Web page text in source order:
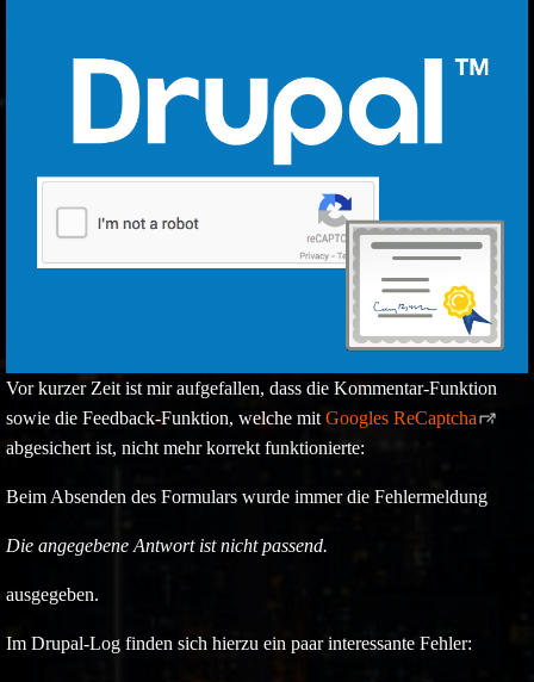
Vor kurzer Zeit ist mir aufgefallen, dass die Kommentar-Funktion
sowie die Feedback-Funktion, welche mit Googles ReCaptcha
abgesichert ist, nicht mehr korrekt funktionierte:
Beim Absenden des Formulars wurde immer die Fehlermeldung
Die angegebene Antwort ist nicht passend.
ausgegeben.
Im Drupal-Log finden sich hierzu ein paar interessante Fehler: